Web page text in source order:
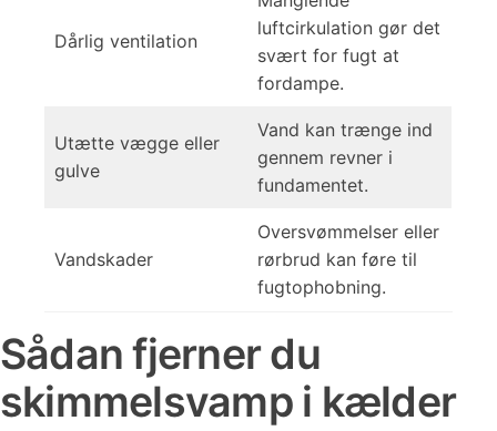
Dårlig ventilation
luftcirkulation gør det
svært for fugt at
fordampe.
Utætte vægge eller
gulve
Vand kan trænge ind
gennem revner i
fundamentet.
Vandskader
Oversvømmelser eller
rørbrud kan føre til
fugtophobning.
Sådan fjerner du
skimmelsvamp i kælder